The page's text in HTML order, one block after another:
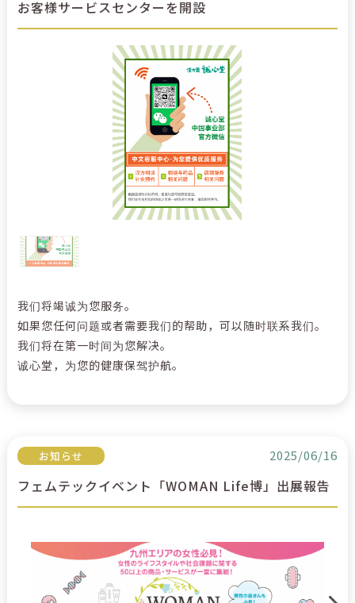
お客様サービスセンターを開設
我们将竭诚为您服务。
如果您任何问题或者需要我们的帮助，可以随时联系我们。
我们将在第一时间为您解决。
诚心堂，为您的健康保驾护航。
お知らせ 2025/06/16
フェムテックイベント「WOMAN Life博」出展報告